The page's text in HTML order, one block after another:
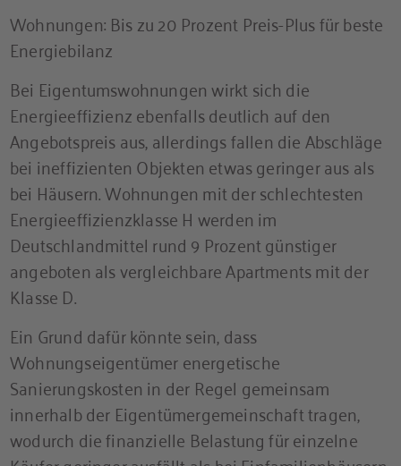
Wohnungen: Bis zu 20 Prozent Preis-Plus für beste
Energiebilanz
Bei Eigentumswohnungen wirkt sich die
Energieeffizienz ebenfalls deutlich auf den
Angebotspreis aus, allerdings fallen die Abschläge
bei ineffizienten Objekten etwas geringer aus als
bei Häusern. Wohnungen mit der schlechtesten
Energieeffizienzklasse H werden im
Deutschlandmittel rund 9 Prozent günstiger
angeboten als vergleichbare Apartments mit der
Klasse D.
Ein Grund dafür könnte sein, dass
Wohnungseigentümer energetische
Sanierungskosten in der Regel gemeinsam
innerhalb der Eigentümergemeinschaft tragen,
wodurch die finanzielle Belastung für einzelne